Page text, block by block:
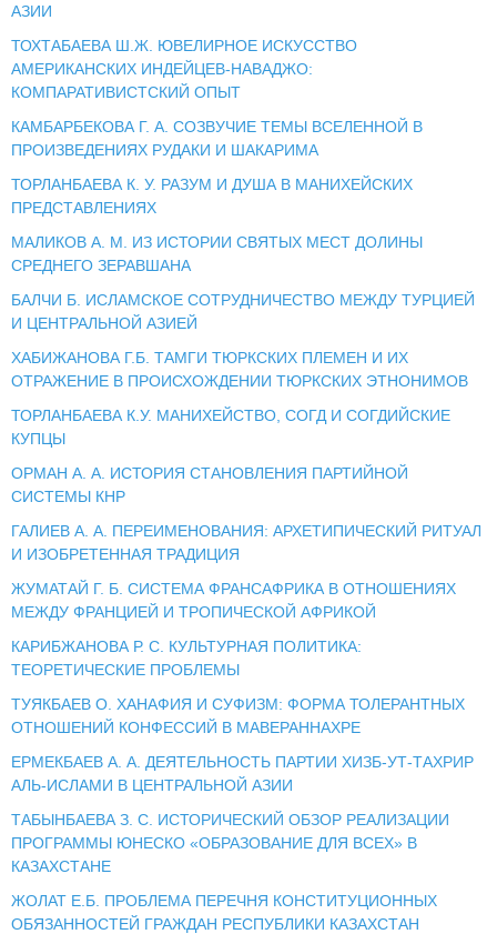
АЗИИ
ТОХТАБАЕВА Ш.Ж. ЮВЕЛИРНОЕ ИСКУССТВО
АМЕРИКАНСКИХ ИНДЕЙЦЕВ-НАВАДЖО:
КОМПАРАТИВИСТСКИЙ ОПЫТ
КАМБАРБЕКОВА Г. А. СОЗВУЧИЕ ТЕМЫ ВСЕЛЕННОЙ В
ПРОИЗВЕДЕНИЯХ РУДАКИ И ШАКАРИМА
ТОРЛАНБАЕВА К. У. РАЗУМ И ДУША В МАНИХЕЙСКИХ
ПРЕДСТАВЛЕНИЯХ
МАЛИКОВ А. М. ИЗ ИСТОРИИ СВЯТЫХ МЕСТ ДОЛИНЫ
СРЕДНЕГО ЗЕРАВШАНА
БАЛЧИ Б. ИСЛАМСКОЕ СОТРУДНИЧЕСТВО МЕЖДУ ТУРЦИЕЙ
И ЦЕНТРАЛЬНОЙ АЗИЕЙ
ХАБИЖАНОВА Г.Б. ТАМГИ ТЮРКСКИХ ПЛЕМЕН И ИХ
ОТРАЖЕНИЕ В ПРОИСХОЖДЕНИИ ТЮРКСКИХ ЭТНОНИМОВ
ТОРЛАНБАЕВА К.У. МАНИХЕЙСТВО, СОГД И СОГДИЙСКИЕ
КУПЦЫ
ОРМАН А. А. ИСТОРИЯ СТАНОВЛЕНИЯ ПАРТИЙНОЙ
СИСТЕМЫ КНР
ГАЛИЕВ А. А. ПЕРЕИМЕНОВАНИЯ: АРХЕТИПИЧЕСКИЙ РИТУАЛ
И ИЗОБРЕТЕННАЯ ТРАДИЦИЯ
ЖУМАТАЙ Г. Б. СИСТЕМА ФРАНСАФРИКА В ОТНОШЕНИЯХ
МЕЖДУ ФРАНЦИЕЙ И ТРОПИЧЕСКОЙ АФРИКОЙ
КАРИБЖАНОВА Р. С. КУЛЬТУРНАЯ ПОЛИТИКА:
ТЕОРЕТИЧЕСКИЕ ПРОБЛЕМЫ
ТУЯКБАЕВ О. ХАНАФИЯ И СУФИЗМ: ФОРМА ТОЛЕРАНТНЫХ
ОТНОШЕНИЙ КОНФЕССИЙ В МАВЕРАННАХРЕ
ЕРМЕКБАЕВ А. А. ДЕЯТЕЛЬНОСТЬ ПАРТИИ ХИЗБ-УТ-ТАХРИР
АЛЬ-ИСЛАМИ В ЦЕНТРАЛЬНОЙ АЗИИ
ТАБЫНБАЕВА З. С. ИСТОРИЧЕСКИЙ ОБЗОР РЕАЛИЗАЦИИ
ПРОГРАММЫ ЮНЕСКО «ОБРАЗОВАНИЕ ДЛЯ ВСЕХ» В
КАЗАХСТАНЕ
ЖОЛАТ Е.Б. ПРОБЛЕМА ПЕРЕЧНЯ КОНСТИТУЦИОННЫХ
ОБЯЗАННОСТЕЙ ГРАЖДАН РЕСПУБЛИКИ КАЗАХСТАН